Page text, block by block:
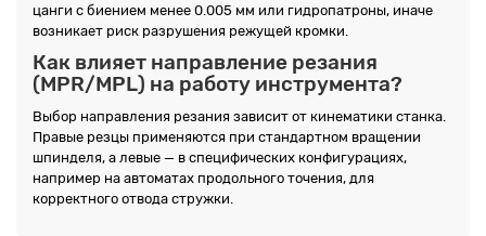
цанги с биением менее 0.005 мм или гидропатроны, иначе
возникает риск разрушения режущей кромки.
Как влияет направление резания
(MPR/MPL) на работу инструмента?
Выбор направления резания зависит от кинематики станка.
Правые резцы применяются при стандартном вращении
шпинделя, а левые — в специфических конфигурациях,
например на автоматах продольного точения, для
корректного отвода стружки.